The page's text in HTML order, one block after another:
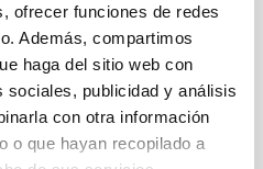
ofrecer funciones de redes
Además, compartimos
haga del sitio web con
sociales, publicidad y análisis
con otra información
o que hayan recopilado a
tuve el privilegio de conocer, de
visión y su energía y ver los
una muy valiosa y
y unas instalaciones de
Islas Canarias, que son
la que siempre trabajó